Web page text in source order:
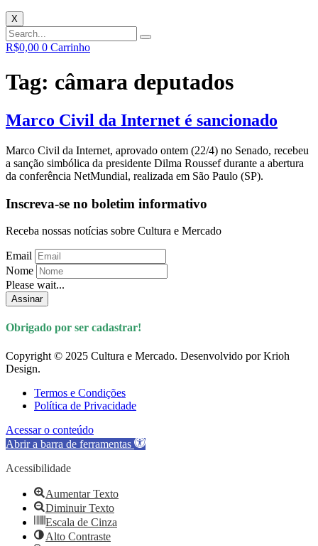
X
R$0,00 0 Carrinho
Tag: câmara deputados
Marco Civil da Internet é sancionado
Marco Civil da Internet, aprovado ontem (22/4) no Senado, recebeu
a sanção simbólica da presidente Dilma Roussef durante a abertura
da conferência NetMundial, realizada em São Paulo (SP).
Inscreva-se no boletim informativo
Receba nossas notícias sobre Cultura e Mercado
Email
Nome
Please wait...
Assinar
Obrigado por ser cadastrar!
Copyright © 2025 Cultura e Mercado. Desenvolvido por Krioh
Design.
Termos e Condições
Política de Privacidade
Acessar o conteúdo
Abrir a barra de ferramentas
Acessibilidade
Aumentar Texto
Diminuir Texto
Escala de Cinza
Alto Contraste